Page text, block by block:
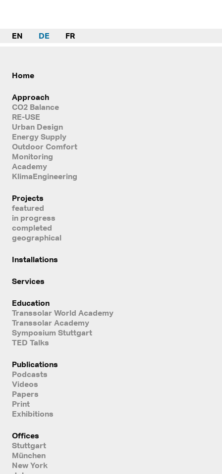
EN DE FR
Home
Approach
CO2 Balance
RE-USE
Urban Design
Energy Supply
Outdoor Comfort
Monitoring
Academy
KlimaEngineering
Projects
featured
in progress
completed
geographical
Installations
Services
Education
Transsolar World Academy
Transsolar Academy
Symposium Stuttgart
TED Talks
Publications
Podcasts
Videos
Papers
Print
Exhibitions
Offices
Stuttgart
München
New York